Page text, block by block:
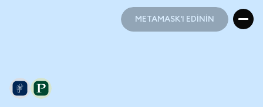
METAMASK'I EDİNİN